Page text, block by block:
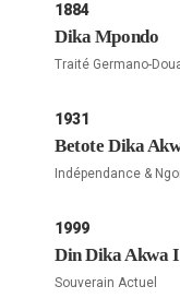
1884
Dika Mpondo
Traité Germano-
1931
Betote Dika
Indépendance &
1999
Din Dika Akwa
Souverain Actuel